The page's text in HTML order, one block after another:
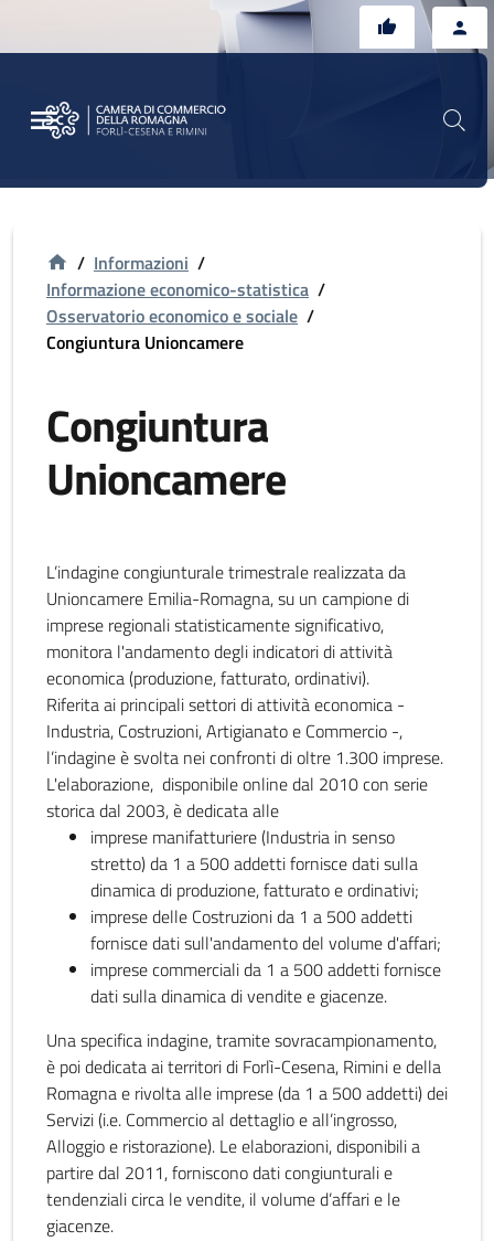
/ Informazioni /
Informazione economico-statistica /
Osservatorio economico e sociale /
Congiuntura Unioncamere
Congiuntura
Unioncamere
L’indagine congiunturale trimestrale realizzata da
Unioncamere Emilia-Romagna, su un campione di
imprese regionali statisticamente significativo,
monitora l'andamento degli indicatori di attività
economica (produzione, fatturato, ordinativi).
Riferita ai principali settori di attività economica -
Industria, Costruzioni, Artigianato e Commercio -,
l’indagine è svolta nei confronti di oltre 1.300 imprese.
L'elaborazione, disponibile online dal 2010 con serie
storica dal 2003, è dedicata alle
imprese manifatturiere (Industria in senso
stretto) da 1 a 500 addetti fornisce dati sulla
dinamica di produzione, fatturato e ordinativi;
imprese delle Costruzioni da 1 a 500 addetti
fornisce dati sull'andamento del volume d'affari;
imprese commerciali da 1 a 500 addetti fornisce
dati sulla dinamica di vendite e giacenze.
Una specifica indagine, tramite sovracampionamento,
è poi dedicata ai territori di Forlì-Cesena, Rimini e della
Romagna e rivolta alle imprese (da 1 a 500 addetti) dei
Servizi (i.e. Commercio al dettaglio e all’ingrosso,
Alloggio e ristorazione). Le elaborazioni, disponibili a
partire dal 2011, forniscono dati congiunturali e
tendenziali circa le vendite, il volume d’affari e le
giacenze.